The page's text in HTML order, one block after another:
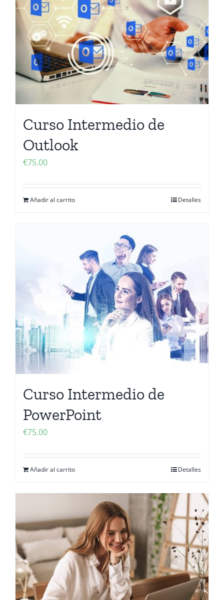
Curso Intermedio de
Outlook
€75.00
Añadir al carrito Detalles
Curso Intermedio de
PowerPoint
€75.00
Añadir al carrito Detalles